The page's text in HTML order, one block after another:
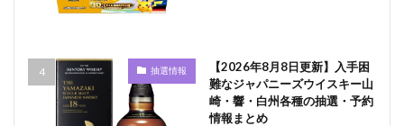
抽選情報
【2026年8月8日更新】入手困
難なジャパニーズウイスキー山
崎・響・白州各種の抽選・予約
情報まとめ